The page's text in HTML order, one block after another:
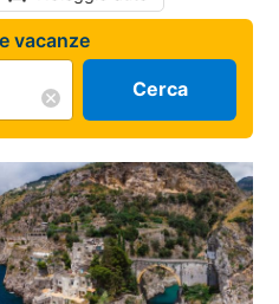
vacanze
Cerca